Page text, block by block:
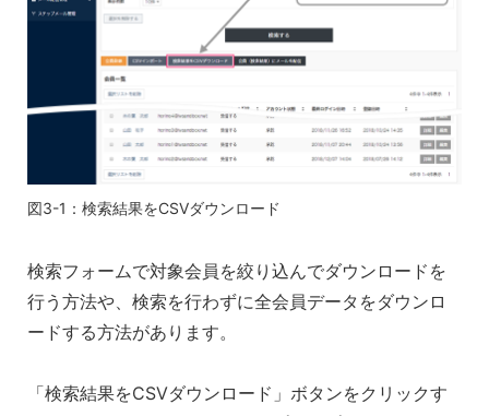
図3-1：検索結果をCSVダウンロード
検索フォームで対象会員を絞り込んでダウンロードを
行う方法や、検索を行わずに全会員データをダウンロ
ードする方法があります。
「検索結果をCSVダウンロード」ボタンをクリックす